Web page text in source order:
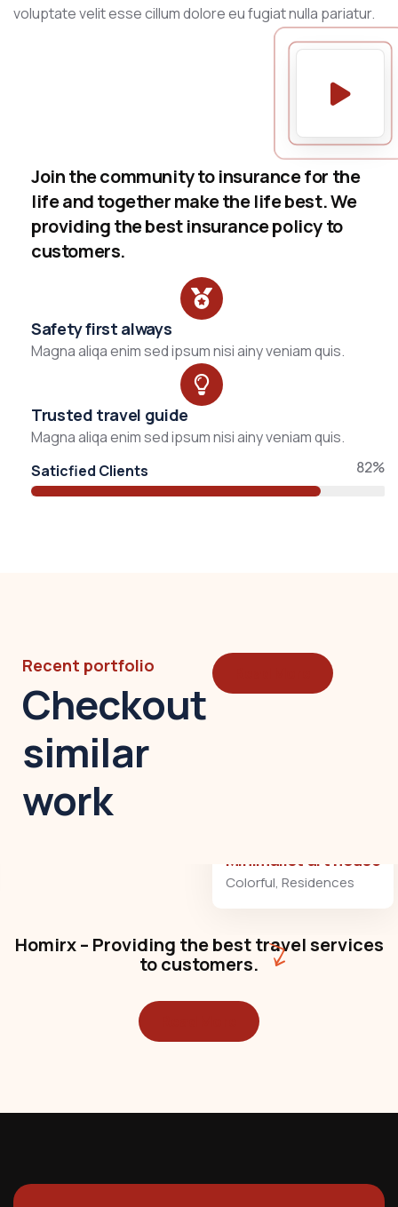
voluptate velit esse cillum dolore eu fugiat nulla pariatur.
Join the community to insurance for the
life and together make the life best. We
providing the best insurance policy to
customers.
Safety first always
Magna aliqa enim sed ipsum nisi ainy veniam quis.
Trusted travel guide
Magna aliqa enim sed ipsum nisi ainy veniam quis.
Saticfied Clients
82%
Recent portfolio
Checkout
similar
work
Minimalist art house
Residences
Homirx – Providing the best travel services
to customers.